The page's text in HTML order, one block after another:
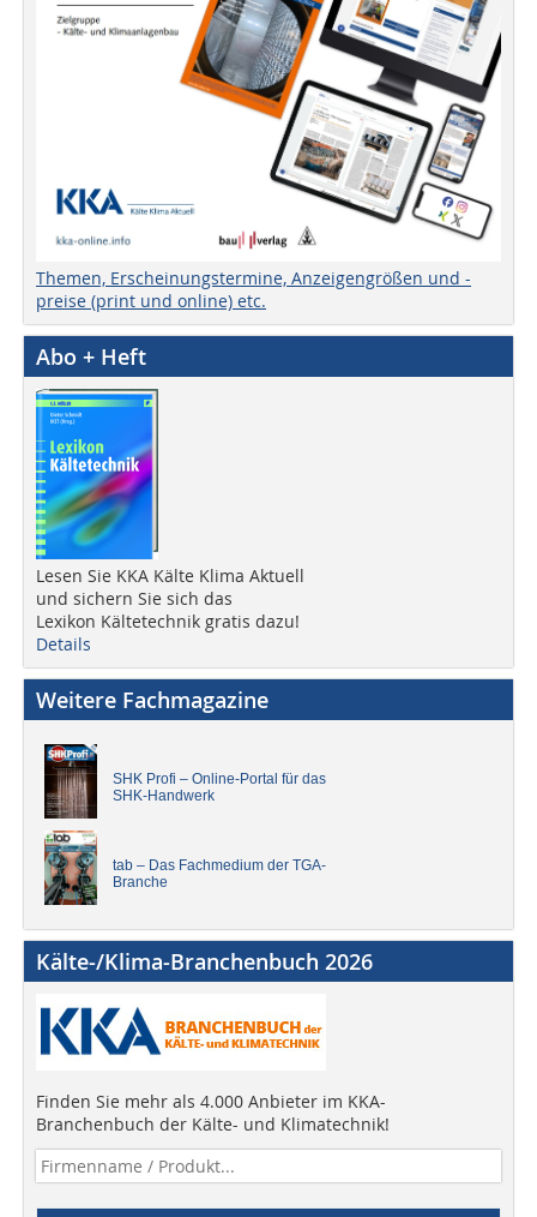
Themen, Erscheinungstermine, Anzeigengrößen und -
preise (print und online) etc.
Abo + Heft
Lesen Sie KKA Kälte Klima Aktuell
und sichern Sie sich das
Lexikon Kältetechnik gratis dazu!
Details
Weitere Fachmagazine
SHK Profi – Online-Portal für das
SHK-Handwerk
tab – Das Fachmedium der TGA-
Branche
Kälte-/Klima-Branchenbuch 2026
Finden Sie mehr als 4.000 Anbieter im KKA-
Branchenbuch der Kälte- und Klimatechnik!